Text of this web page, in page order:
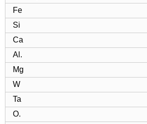
Fe
Si
Ca
Al.
Mg
W
Ta
O.